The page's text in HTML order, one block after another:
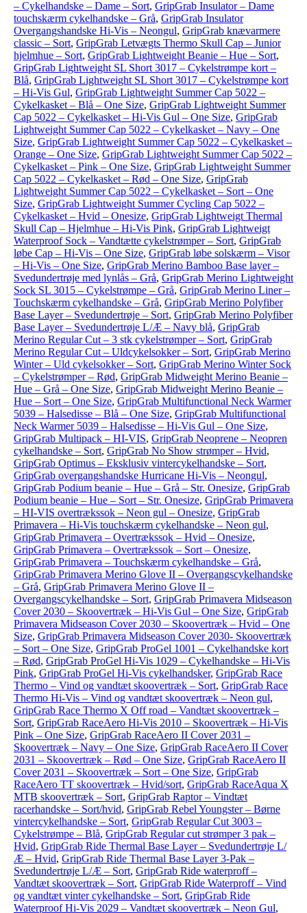
– Cykelhandske – Dame – Sort, GripGrab Insulator – Dame
touchskærm cykelhandske – Grå, GripGrab Insulator
Overgangshandske Hi-Vis – Neongul, GripGrab knævarmere
classic – Sort, GripGrab Letvægts Thermo Skull Cap – Junior
hjelmhue – Sort, GripGrab Lightweight Beanie – Hue – Sort,
GripGrab Lightweight SL Short 3017 – Cykelstrømpe kort –
Blå, GripGrab Lightweight SL Short 3017 – Cykelstrømpe kort
– Hi-Vis Gul, GripGrab Lightweight Summer Cap 5022 –
Cykelkasket – Blå – One Size, GripGrab Lightweight Summer
Cap 5022 – Cykelkasket – Hi-Vis Gul – One Size, GripGrab
Lightweight Summer Cap 5022 – Cykelkasket – Navy – One
Size, GripGrab Lightweight Summer Cap 5022 – Cykelkasket –
Orange – One Size, GripGrab Lightweight Summer Cap 5022 –
Cykelkasket – Pink – One Size, GripGrab Lightweight Summer
Cap 5022 – Cykelkasket – Rød – One Size, GripGrab
Lightweight Summer Cap 5022 – Cykelkasket – Sort – One
Size, GripGrab Lightweight Summer Cycling Cap 5022 –
Cykelkasket – Hvid – Onesize, GripGrab Lightweigt Thermal
Skull Cap – Hjelmhue – Hi-Vis Pink, GripGrab Lightweigt
Waterproof Sock – Vandtætte cykelstrømper – Sort, GripGrab
løbe Cap – Hi-Vis – One Size, GripGrab løbe solskærm – Visor
– Hi-Vis – One Size, GripGrab Merino Bamboo Base layer –
Svedundertrøje med lynlås – Grå, GripGrab Merino Lightweight
Sock SL 3015 – Cykelstrømpe – Grå, GripGrab Merino Liner –
Touchskærm cykelhandske – Grå, GripGrab Merino Polyfiber
Base Layer – Svedundertrøje – Sort, GripGrab Merino Polyfiber
Base Layer – Svedundertrøje L/Æ – Navy blå, GripGrab
Merino Regular Cut – 3 stk cykelstrømper – Sort, GripGrab
Merino Regular Cut – Uldcykelsokker – Sort, GripGrab Merino
Winter – Uld cykelsokker – Sort, GripGrab Merino Winter Sock
– Cykelstrømper – Rød, GripGrab Midweight Merino Beanie –
Hue – Grå – One Size, GripGrab Midweight Merino Beanie –
Hue – Sort – One Size, GripGrab Multifunctional Neck Warmer
5039 – Halsedisse – Blå – One Size, GripGrab Multifunctional
Neck Warmer 5039 – Halsedisse – Hi-Vis Gul – One Size,
GripGrab Multipack – HI-VIS, GripGrab Neoprene – Neopren
cykelhandske – Sort, GripGrab No Show strømper – Hvid,
GripGrab Optimus – Eksklusiv vintercykelhandske – Sort,
GripGrab overgangshandske Hurricane Hi-Vis – Neongul,
GripGrab Podium beanie – Hue – Grå – Str. Onesize, GripGrab
Podium beanie – Hue – Sort – Str. Onesize, GripGrab Primavera
– HI-VIS overtrækssok – Neon gul – Onesize, GripGrab
Primavera – Hi-Vis touchskærm cykelhandske – Neon gul,
GripGrab Primavera – Overtrækssok – Hvid – Onesize,
GripGrab Primavera – Overtrækssok – Sort – Onesize,
GripGrab Primavera – Touchskærm cykelhandske – Grå,
GripGrab Primavera Merino Glove II – Overgangscykelhandske
– Grå, GripGrab Primavera Merino Glove II –
Overgangscykelhandske – Sort, GripGrab Primavera Midseason
Cover 2030 – Skoovertræk – Hi-Vis Gul – One Size, GripGrab
Primavera Midseason Cover 2030 – Skoovertræk – Hvid – One
Size, GripGrab Primavera Midseason Cover 2030- Skoovertræk
– Sort – One Size, GripGrab ProGel 1001 – Cykelhandske kort
– Rød, GripGrab ProGel Hi-Vis 1029 – Cykelhandske – Hi-Vis
Pink, GripGrab ProGel Hi-Vis cykelhandsker, GripGrab Race
Thermo – Vind og vandtæt skoovertræk – Sort, GripGrab Race
Thermo Hi-Vis – Vind og vandtæt skoovertræk – Neon gul,
GripGrab Race Thermo X Off road – Vandtæt skoovertræk –
Sort, GripGrab RaceAero Hi-Vis 2010 – Skoovertræk – Hi-Vis
Pink – One Size, GripGrab RaceAero II Cover 2031 –
Skoovertræk – Navy – One Size, GripGrab RaceAero II Cover
2031 – Skoovertræk – Rød – One Size, GripGrab RaceAero II
Cover 2031 – Skoovertræk – Sort – One Size, GripGrab
RaceAero TT skoovertræk – Hvid/sort, GripGrab RaceAqua X
MTB skoovertræk – Sort, GripGrab Raptor – Vindtæt
racerhandske – Sort/hvid, GripGrab Rebel Youngster – Børne
vintercykelhandske – Sort, GripGrab Regular Cut 3003 –
Cykelstrømpe – Blå, GripGrab Regular cut strømper 3 pak –
Hvid, GripGrab Ride Thermal Base Layer – Svedundertrøje L/
Æ – Hvid, GripGrab Ride Thermal Base Layer 3-Pak –
Svedundertrøje L/Æ – Sort, GripGrab Ride waterproff –
Vandtæt skoovertræk – Sort, GripGrab Ride Waterproff – Vind
og vandtæt vinter cykelhandske – Sort, GripGrab Ride
Waterproof Hi-Vis 2029 – Vandtæt skoovertræk – Neon Gul,